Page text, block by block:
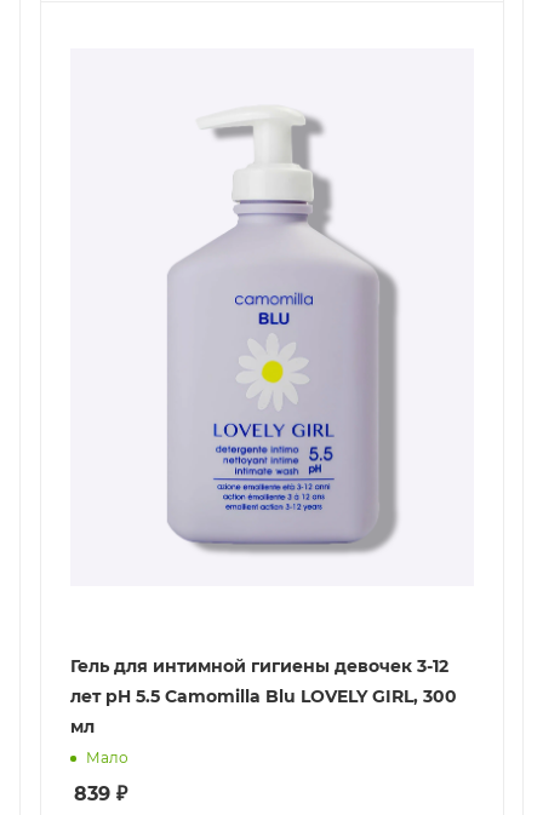
Гель для интимной гигиены девочек 3-12
лет pH 5.5 Camomilla Blu LOVELY GIRL, 300
мл
Мало
839 ₽